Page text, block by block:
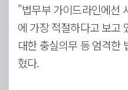
"법무부 가이드라인에선
에 가장 적절하다고 보고
대한 충실의무 등 엄격한
혔다.